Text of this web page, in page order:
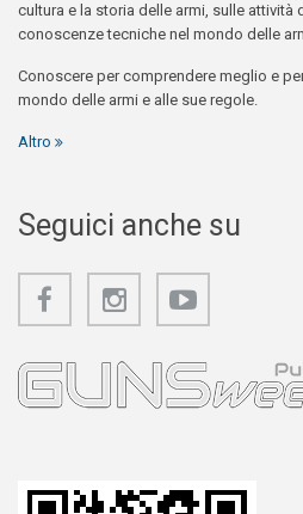
cultura e la storia delle armi, sulle
conoscenze tecniche nel mondo delle
Conoscere per comprendere meglio e
mondo delle armi e alle sue regole.
Altro
Seguici anche su